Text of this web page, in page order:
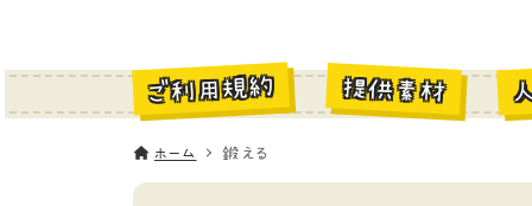
ご利用規約 提供素材
ホーム 鍛える